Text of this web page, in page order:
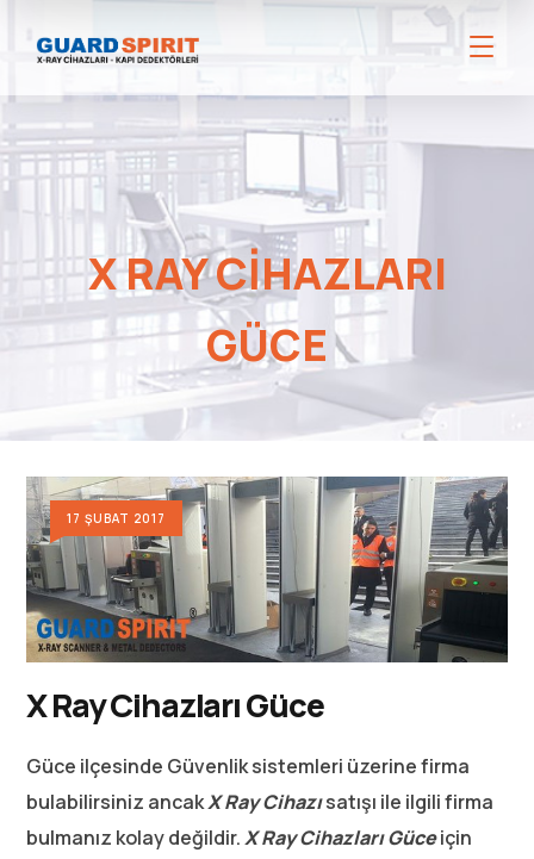
X RAY CIHAZLARI
GÜCE
17 ŞUBAT 2017
X Ray Cihazları Güce
Güce ilçesinde Güvenlik sistemleri üzerine firma
bulabilirsiniz ancakX Ray Cihazısatışı ile ilgili firma
bulmanız kolay değildir.X Ray Cihazları Güceiçin